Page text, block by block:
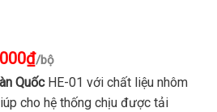
₫Giá
hiện
tại
là:
1.890.000₫.
/bộ
Quốc HE-01 với chất liệu nhôm
cho hệ thống chịu được tải